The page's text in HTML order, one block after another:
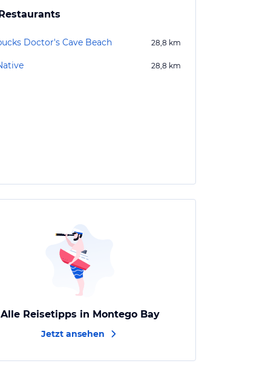
Doctor's Cave Beach 28,8 km
28,8 km
Alle Reisetipps in Montego Bay
Jetzt ansehen